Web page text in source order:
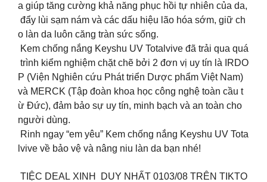
a giúp tăng cường khả năng phục hồi tự nhiên của da,
đẩy lùi sạm nám và các dấu hiệu lão hóa sớm, giữ ch
o làn da luôn căng tràn sức sống.
Kem chống nắng Keyshu UV Totalvive đã trải qua quá
trình kiểm nghiệm chặt chẽ bởi 2 đơn vị uy tín là IRDO
P (Viện Nghiên cứu Phát triển Dược phẩm Việt Nam)
và MERCK (Tập đoàn khoa học công nghệ toàn cầu t
ừ Đức), đảm bảo sự uy tín, minh bạch và an toàn cho
người dùng.
Rinh ngay “em yêu” Kem chống nắng Keyshu UV Tota
lvive về bảo vệ và nâng niu làn da bạn nhé!
TIỆC DEAL XINH DUY NHẤT 0103/08 TRÊN TIKTO